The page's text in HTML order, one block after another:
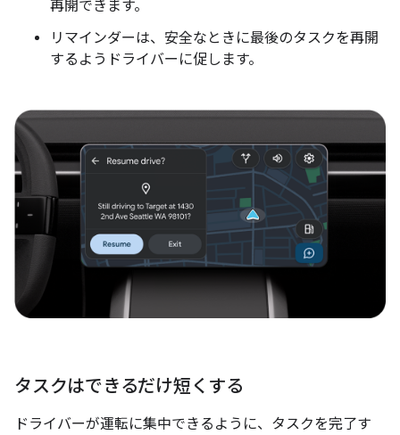
再開できます。
リマインダーは、安全なときに最後のタスクを再開
するようドライバーに促します。
タスクはできるだけ短くする
ドライバーが運転に集中できるように、タスクを完了す